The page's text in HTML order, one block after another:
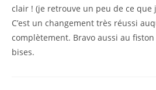
clair ! (je retrouve un peu de ce que
C’est un changement très réussi
complètement. Bravo aussi au
bises.